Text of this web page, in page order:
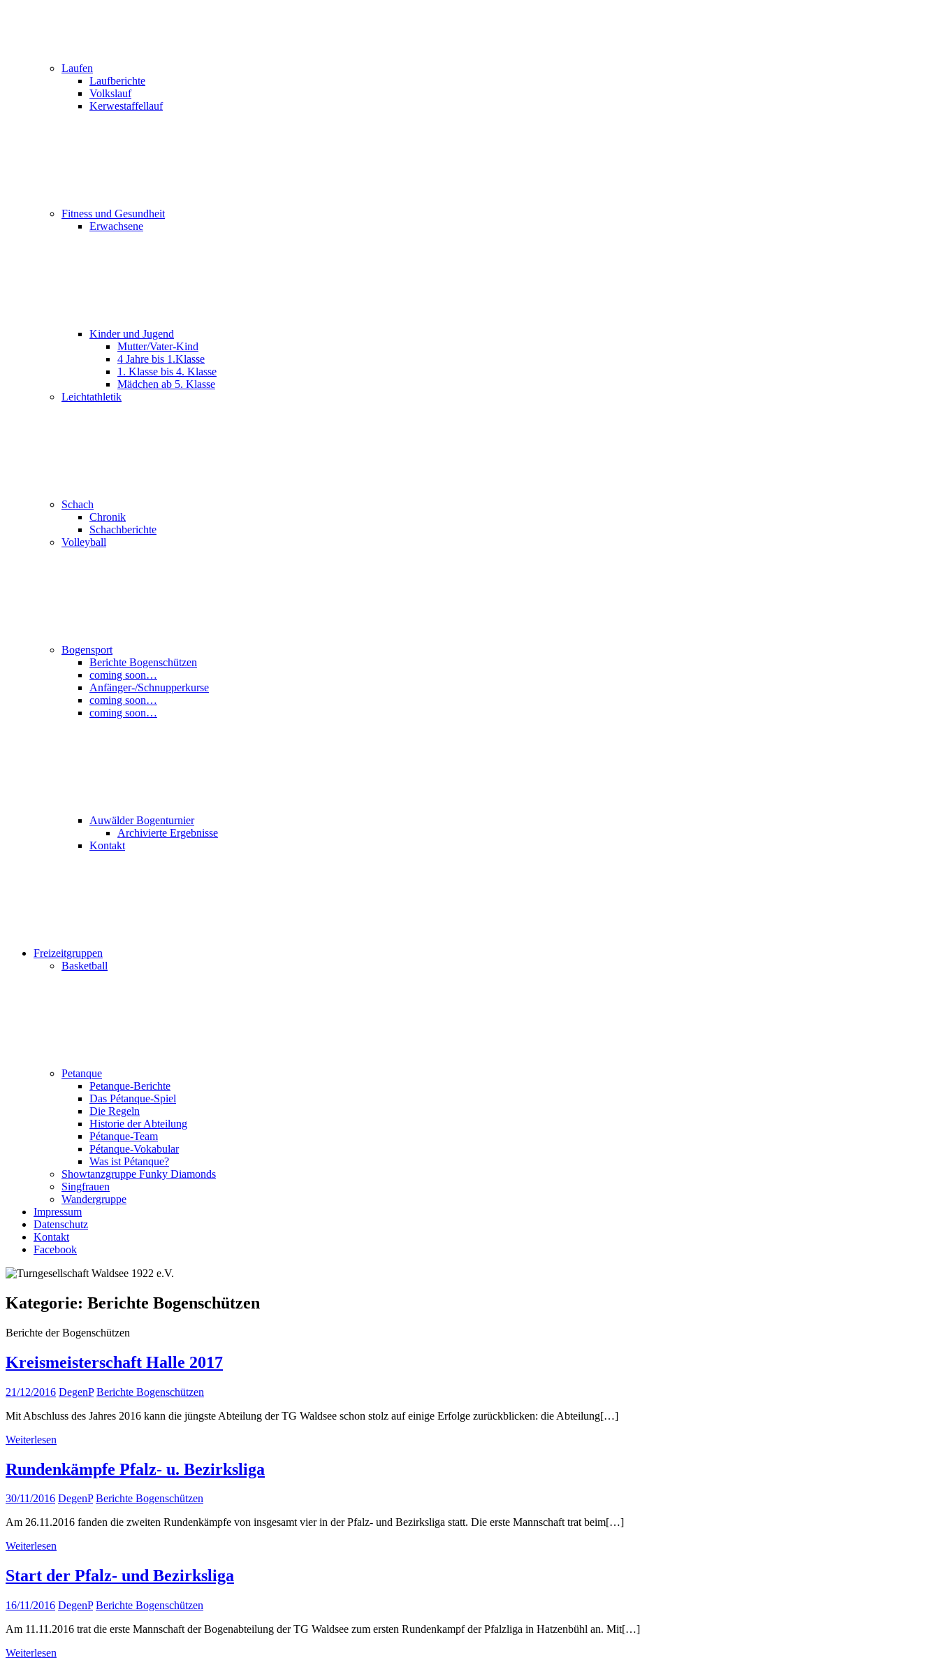
Laufen
Laufberichte
Volkslauf
Kerwestaffellauf
Fitness und Gesundheit
Erwachsene
Kinder und Jugend
Mutter/Vater-Kind
4 Jahre bis 1.Klasse
1. Klasse bis 4. Klasse
Mädchen ab 5. Klasse
Leichtathletik
Schach
Chronik
Schachberichte
Volleyball
Bogensport
Berichte Bogenschützen
coming soon…
Anfänger-/Schnupperkurse
coming soon…
coming soon…
Auwälder Bogenturnier
Archivierte Ergebnisse
Kontakt
Freizeitgruppen
Basketball
Petanque
Petanque-Berichte
Das Pétanque-Spiel
Die Regeln
Historie der Abteilung
Pétanque-Team
Pétanque-Vokabular
Was ist Pétanque?
Showtanzgruppe Funky Diamonds
Singfrauen
Wandergruppe
Impressum
Datenschutz
Kontakt
Facebook
Kategorie: Berichte Bogenschützen
Berichte der Bogenschützen
Kreismeisterschaft Halle 2017
21/12/2016 DegenP Berichte Bogenschützen
Mit Abschluss des Jahres 2016 kann die jüngste Abteilung der TG Waldsee schon stolz auf einige Erfolge zurückblicken: die Abteilung[…]
Weiterlesen
Rundenkämpfe Pfalz- u. Bezirksliga
30/11/2016 DegenP Berichte Bogenschützen
Am 26.11.2016 fanden die zweiten Rundenkämpfe von insgesamt vier in der Pfalz- und Bezirksliga statt. Die erste Mannschaft trat beim[…]
Weiterlesen
Start der Pfalz- und Bezirksliga
16/11/2016 DegenP Berichte Bogenschützen
Am 11.11.2016 trat die erste Mannschaft der Bogenabteilung der TG Waldsee zum ersten Rundenkampf der Pfalzliga in Hatzenbühl an. Mit[…]
Weiterlesen